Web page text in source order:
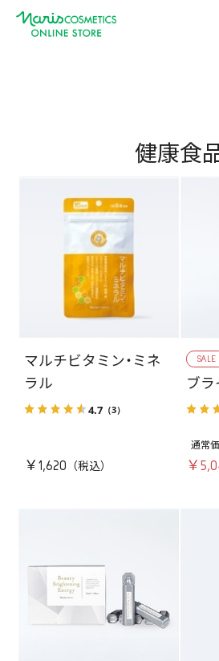
健康食
マルチビタミン・ミネ
ラル
4.7 （3）
￥1,620
SALE
ブラ
￥